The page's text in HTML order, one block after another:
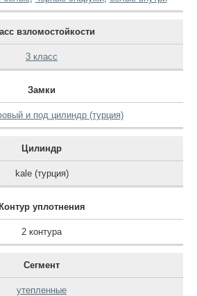
взломостойкости
3 класс
Замки
и под цилиндр (турция)
Цилиндр
kale (турция)
Контур уплотнения
2 контура
Сегмент
утепленные